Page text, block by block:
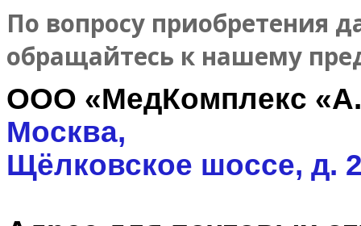
По вопросу приобретения
обращайтесь к нашему
ООО «МедКомплекс
Москва,
Щёлковское шоссе, д.